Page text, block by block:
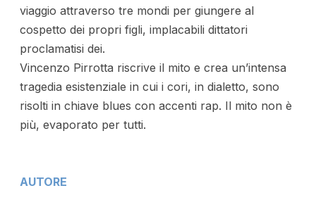
viaggio attraverso tre mondi per giungere al
cospetto dei propri figli, implacabili dittatori
proclamatisi dei.
Vincenzo Pirrotta riscrive il mito e crea un’intensa
tragedia esistenziale in cui i cori, in dialetto, sono
risolti in chiave blues con accenti rap. Il mito non è
più, evaporato per tutti.
AUTORE